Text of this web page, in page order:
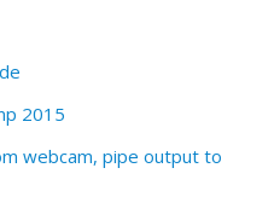
2015
webcam, pipe output to